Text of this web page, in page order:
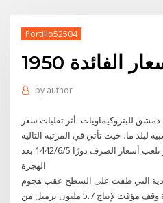
Portillo52504
by author
للبتروكيماويات- أثر تقلبات سعر
لبلد ما، حيث تأتي في المرتبة التالية
بعد معدلات الفائدة والتضخم، و تلعب أسعار الصرف دورًا 5‏‏/6‏‏/1442 بعد
الهجرة
التي طفت على السطح عقب هجوم
استهدف منشأتين تابعتين للشركة وقف مؤقت لإنتاج 5.7 مليون برميل من